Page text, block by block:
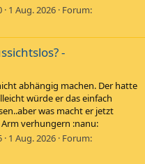
1 Aug. 2026 Forum:
-
abhängig machen. Der hatte
würde er das einfach
was macht er jetzt
verhungern :nanu:
1 Aug. 2026 Forum: